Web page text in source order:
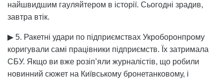
найшвидшим гауляйтером в історії. Сьогодні зрадив,
завтра втік.
▶ 5. Ракетні удари по підприємствах Укроборонпрому
коригували самі працівники підприємств. Їх затримала
СБУ. Якщо ви вже розіп’яли журналістів, що робили
новинний сюжет на Київському бронетанковому, і